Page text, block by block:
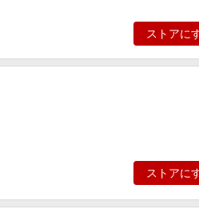
ストアに
ストアに